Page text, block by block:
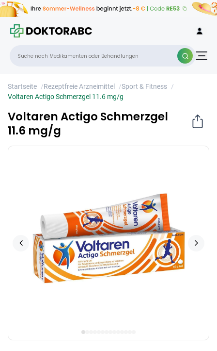
Startseite /Rezeptfreie Arzneimittel /Sport & Fitness /
Voltaren Actigo Schmerzgel 11.6 mg/g
Voltaren Actigo Schmerzgel
11.6 mg/g
×